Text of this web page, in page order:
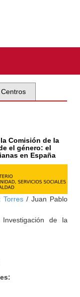
Centros
Comisión de la
el género: el
en España
Torres/ Juan Pablo
de la